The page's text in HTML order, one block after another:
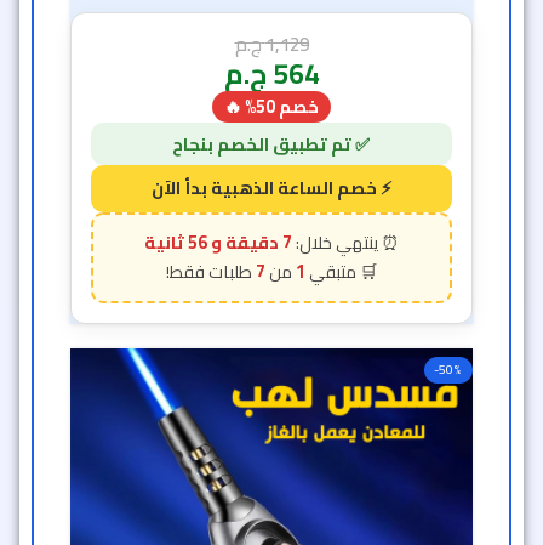
1,129ج.م
564ج.م
خصم 50% 🔥
7 دقيقة و 54 ثانية
1
7
-50%